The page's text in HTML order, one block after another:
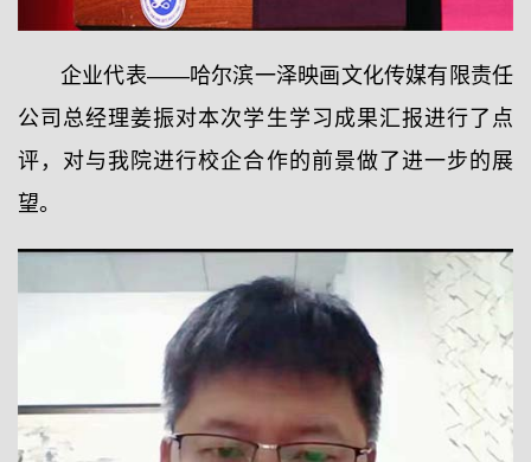
企业代表——哈尔滨一泽映画文化传媒有限责任
公司总经理姜振对本次学生学习成果汇报进行了点
评，对与我院进行校企合作的前景做了进一步的展
望。